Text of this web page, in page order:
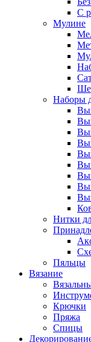
С
Мулине
Наборы
Нитки
Пяльцы
Вязание
Крючки
Пряжа
Спицы